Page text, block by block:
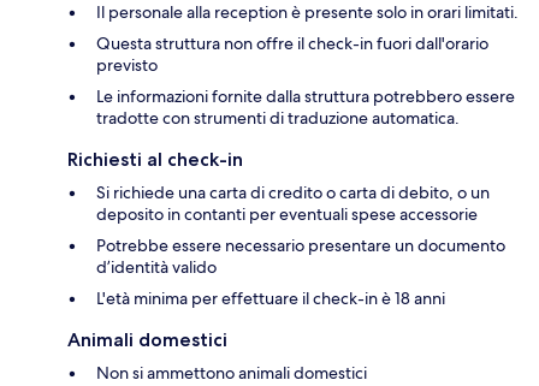
Il personale alla reception è presente solo in orari limitati.
Questa struttura non offre il check-in fuori dall'orario
previsto
Le informazioni fornite dalla struttura potrebbero essere
tradotte con strumenti di traduzione automatica.
Richiesti al check-in
Si richiede una carta di credito o carta di debito, o un
deposito in contanti per eventuali spese accessorie
Potrebbe essere necessario presentare un documento
d’identità valido
L'età minima per effettuare il check-in è 18 anni
Animali domestici
Non si ammettono animali domestici